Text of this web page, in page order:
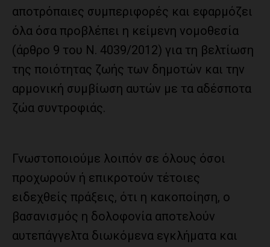
αποτρόπαιες συμπεριφορές και εφαρμόζει
όλα όσα προβλέπει η κείμενη νομοθεσία
(άρθρο 9 του Ν. 4039/2012) για τη βελτίωση
της ποιότητας ζωής των δημοτών και την
αρμονική συμβίωση αυτών με τα αδέσποτα
ζώα συντροφιάς.
Γνωστοποιούμε λοιπόν σε όλους όσοι
προχωρούν ή επικροτούν τέτοιες
ειδεχθείς πράξεις, ότι η κακοποίηση, ο
βασανισμός η δολοφονία αποτελούν
αυτεπάγγελτα διωκόμενα εγκλήματα και